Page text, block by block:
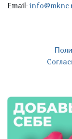
Email: